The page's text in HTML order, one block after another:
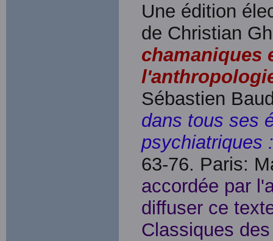
Une édition
de Christian
chamaniques
Sébastien
dans tous ses
psychiatriques
63-76. Paris:
accordée par
diffuser ce
Classiques